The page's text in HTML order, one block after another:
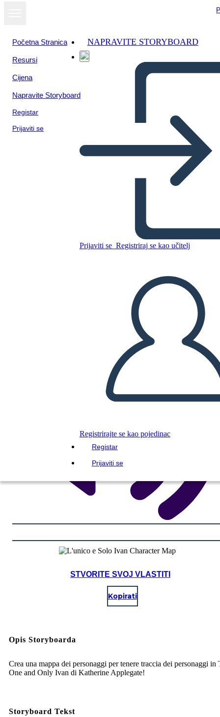
Početna Stranica
Resursi
Cijena
Napravite Storyboard
Registar
Prijaviti se
NAPRAVITE STORYBOARD
Prijaviti se Registriraj se kao učitelj
Registrirajte se kao pojedinac
Registar
Prijaviti se
Character Map
IZRADITE PLOČU SCENARIJA
REPRODUCIRAJ DIJAPROJEKCIJU
ČITAJ MI
STVORITE SVOJ VLASTITI
Kopirati
Opis Storyboarda
Crea una mappa dei personaggi per tenere traccia dei personaggi in
One and Only Ivan di Katherine Applegate!
Storyboard Tekst